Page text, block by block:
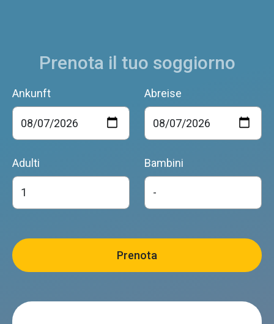
Prenota il tuo soggiorno
Ankunft Abreise
Adulti Bambini